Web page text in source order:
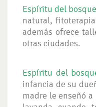
Espíritu del bosque
natural,
además ofrece
otras ciudades.
Espíritu del
infancia de su
madre le enseñó